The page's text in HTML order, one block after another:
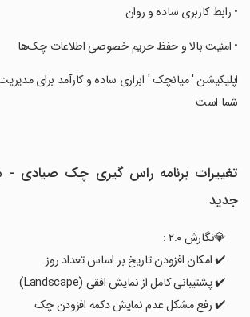
‏• رابط کاربری ساده و روان
‏• امنیت بالا و حفظ حریم خصوصی اطلاعات چک‌ها
‏اپلیکیشن ' میانچک ' ابزاری ساده و کارآمد برای
شما است
تغییرات برنامه راس گیری چک صیادی -
جدید
💎نگارش ۲.۰ :
✔️ امکان افزودن تاریخ بر اساس تعداد روز
✔️ پشتیبانی کامل از نمایش افقی (Landscape)
✔️ رفع مشکل عدم نمایش دکمه افزودن چک